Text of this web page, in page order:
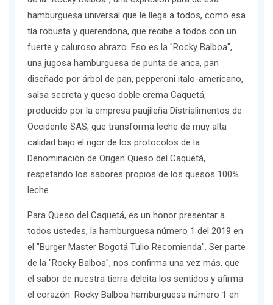
hamburguesa universal que le llega a todos, como esa
tía robusta y querendona, que recibe a todos con un
fuerte y caluroso abrazo. Eso es la "Rocky Balboa",
una jugosa hamburguesa de punta de anca, pan
diseñado por árbol de pan, pepperoni italo-americano,
salsa secreta y queso doble crema Caquetá,
producido por la empresa paujileña Distrialimentos de
Occidente SAS, que transforma leche de muy alta
calidad bajo el rigor de los protocolos de la
Denominación de Origen Queso del Caquetá,
respetando los sabores propios de los quesos 100%
leche.
Para Queso del Caquetá, es un honor presentar a
todos ustedes, la hamburguesa número 1 del 2019 en
el "Burger Master Bogotá Tulio Recomienda". Ser parte
de la "Rocky Balboa", nos confirma una vez más, que
el sabor de nuestra tierra deleita los sentidos y afirma
el corazón. Rocky Balboa hamburguesa número 1 en